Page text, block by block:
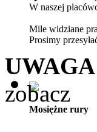
W naszej
Mile widziane
Prosimy
Mosiężne rury
UWAGA
zobacz